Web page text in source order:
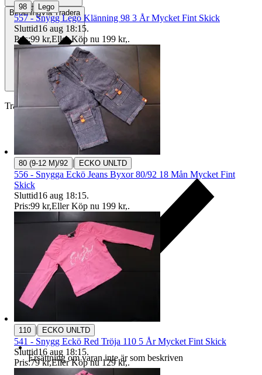
BetalningVia Tradera
Traderas köparskydd
Ersättning om varan inte är som beskriven
98 | Lego
557 - Snygg Lego Klänning 98 3 År Mycket Fint Skick
Sluttid16 aug 18:15.
Pris:99 kr,Eller Köp nu 199 kr,.
80 (9-12 M)/92 | ECKO UNLTD
556 - Snygga Eckö Jeans Byxor 80/92 18 Mån Mycket Fint
Skick
Sluttid16 aug 18:15.
Pris:99 kr,Eller Köp nu 199 kr,.
110 | ECKO UNLTD
541 - Snygg Eckö Red Tröja 110 5 År Mycket Fint Skick
Sluttid16 aug 18:15.
Pris:79 kr,Eller Köp nu 129 kr,.